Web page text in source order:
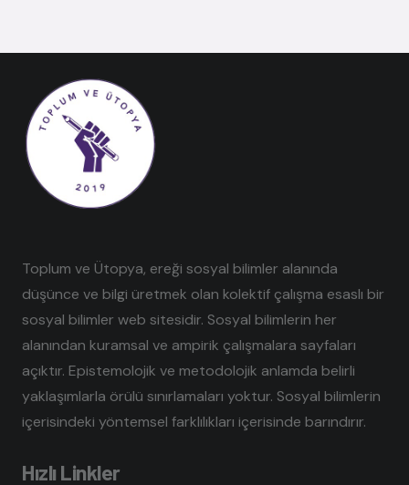
Toplum ve Ütopya, ereği sosyal bilimler alanında
düşünce ve bilgi üretmek olan kolektif çalışma esaslı bir
sosyal bilimler web sitesidir. Sosyal bilimlerin her
alanından kuramsal ve ampirik çalışmalara sayfaları
açıktır. Epistemolojik ve metodolojik anlamda belirli
yaklaşımlarla örülü sınırlamaları yoktur. Sosyal bilimlerin
içerisindeki yöntemsel farklılıkları içerisinde barındırır.
Hızlı Linkler